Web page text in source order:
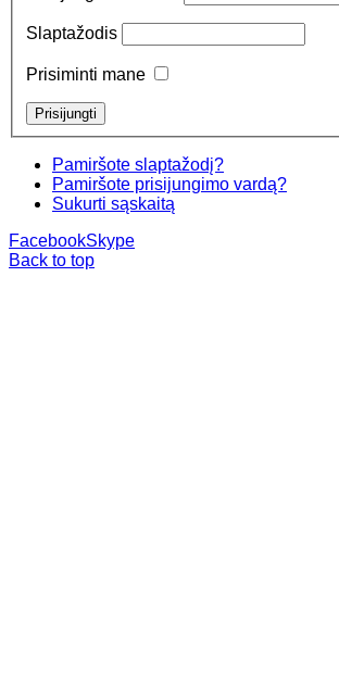
Slaptažodis
Prisiminti mane
Pamiršote slaptažodį?
Pamiršote prisijungimo vardą?
Sukurti sąskaitą
FacebookSkype
Back to top